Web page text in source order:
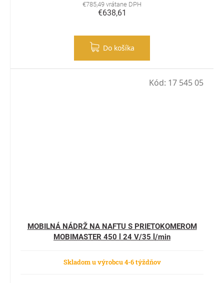
€785,49 vrátane DPH
€638,61
Do košíka
MOBILNÁ NÁDRŽ NA NAFTU S PRIETOKOMEROM
MOBIMASTER 450 l 24 V/35 l/min
Skladom u výrobcu 4-6 týždňov
Kód: 17 545 05